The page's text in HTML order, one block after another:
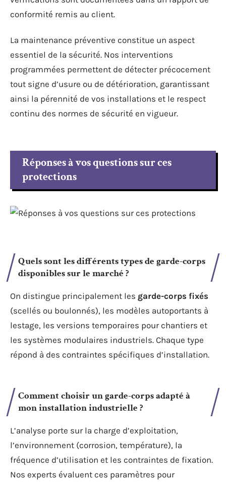
conformité remis au client.
La maintenance préventive constitue un aspect
essentiel de la sécurité. Nos interventions
programmées permettent de détecter précocement
tout signe d’usure ou de détérioration, garantissant
ainsi la pérennité de vos installations et le respect
continu des normes de sécurité en vigueur.
Réponses à vos questions sur ces
protections
Quels sont les différents types de garde-corps
disponibles sur le marché ?
On distingue principalement les garde-corps fixés
(scellés ou boulonnés), les modèles autoportants à
lestage, les versions temporaires pour chantiers et
les systèmes modulaires industriels. Chaque type
répond à des contraintes spécifiques d’installation.
Comment choisir un garde-corps adapté à
mon installation industrielle ?
L’analyse porte sur la charge d’exploitation,
l’environnement (corrosion, température), la
fréquence d’utilisation et les contraintes de fixation.
Nos experts évaluent ces paramètres pour